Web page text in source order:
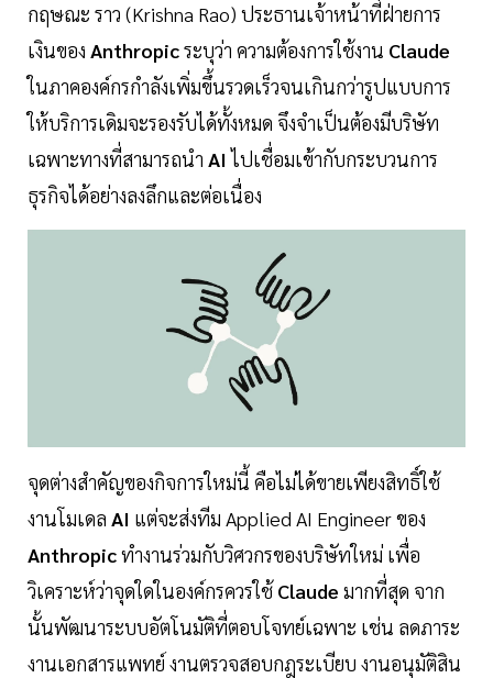
กฤษณะ ราว (Krishna Rao) ประธานเจ้าหน้าที่ฝ่ายการ
เงินของ Anthropicระบุว่า ความต้องการใช้งาน Claude
ในภาคองค์กรกำลังเพิ่มขึ้นรวดเร็วจนเกินกว่ารูปแบบการ
ให้บริการเดิมจะรองรับได้ทั้งหมด จึงจำเป็นต้องมีบริษัท
เฉพาะทางที่สามารถนำ AIไปเชื่อมเข้ากับกระบวนการ
ธุรกิจได้อย่างลงลึกและต่อเนื่อง
จุดต่างสำคัญของกิจการใหม่นี้ คือไม่ได้ขายเพียงสิทธิ์ใช้
งานโมเดล AI แต่จะส่งทีม Applied AI Engineer ของ
Anthropicทำงานร่วมกับวิศวกรของบริษัทใหม่ เพื่อ
วิเคราะห์ว่าจุดใดในองค์กรควรใช้Claude มากที่สุด จาก
นั้นพัฒนาระบบอัตโนมัติที่ตอบโจทย์เฉพาะ เช่น ลดภาระ
งานเอกสารแพทย์ งานตรวจสอบกฎระเบียบ งานอนุมัติสิน